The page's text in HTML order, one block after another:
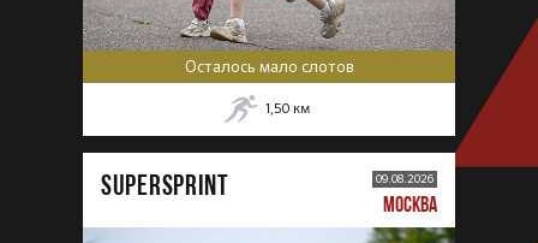
Осталось мало слотов
1,50 км
SUPERSPRINT 09.08.2026
МОСКВА